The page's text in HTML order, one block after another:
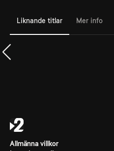
Liknande titlar Mer info
Allmänna villkor